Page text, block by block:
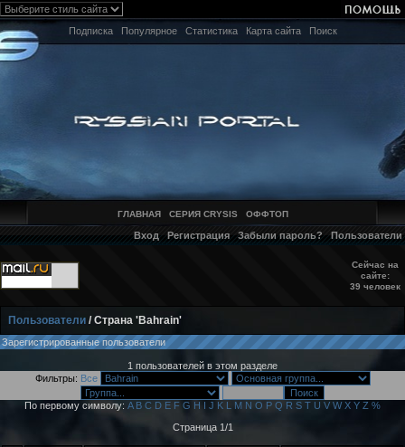
Подписка Популярное Статистика Карта сайта Поиск
ГЛАВНАЯ СЕРИЯ CRYSIS ОФФТОП
Вход Регистрация Забыли пароль? Пользователи
Сейчас на
сайте:
39 человек
Пользователи / Страна 'Bahrain'
Зарегистрированные пользователи
1 пользователей в этом разделе
Фильтры: Все
По первому символу: A B C D E F G H I J K L M N O P Q R S T U V W X Y Z %
Страница 1/1